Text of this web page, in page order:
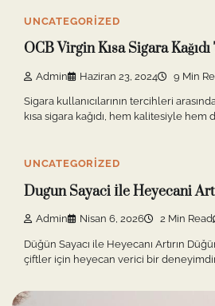
UNCATEGORIZED
OCB Virgin Kısa Sigara Kağıdı
Admin Haziran 23, 2024 9 Min
Sigara kullanıcılarının tercihleri
kısa sigara kağıdı, hem kalitesiyle hem
UNCATEGORIZED
Dugun Sayaci İle Heyecani
Admin Nisan 6, 2026 2 Min Read
Düğün Sayacı ile Heyecanı Artırın
çiftler için heyecan verici bir